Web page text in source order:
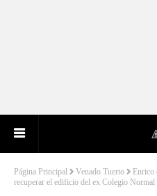
Página Principal Venado Tuerto
Enrico
recuperar el edificio del ex Colegio Normal